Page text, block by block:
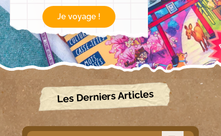
Je voyage !
Les Derniers Articles